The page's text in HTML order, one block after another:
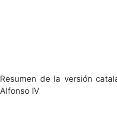
Resumen de la versión
Alfonso IV